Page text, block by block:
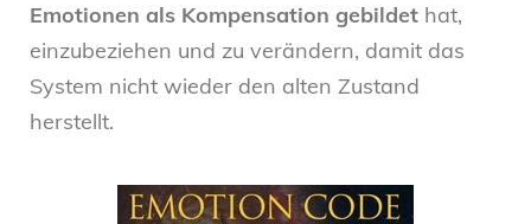
Emotionen als Kompensation gebildet hat,
einzubeziehen und zu verändern, damit das
System nicht wieder den alten Zustand
herstellt.